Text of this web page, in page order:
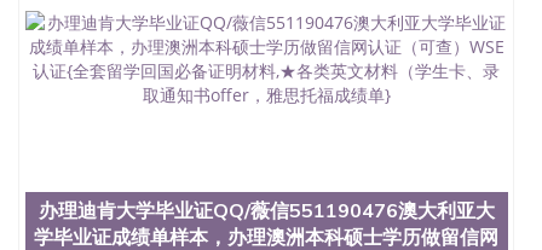
办理迪肯大学毕业证QQ/薇信551190476澳大利亚大
学毕业证成绩单样本，办理澳洲本科硕士学历做留信网